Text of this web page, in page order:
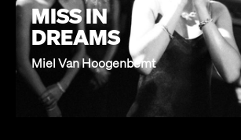
MISS IN
DREAMS
Miel Van Hoogenbemt